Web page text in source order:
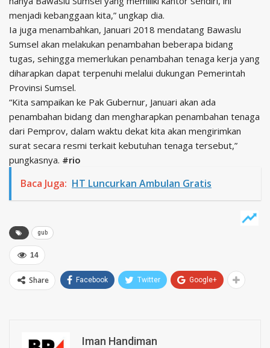
menjadi kebanggaan kita,” ungkap dia.
Ia juga menambahkan, Januari 2018 mendatang Bawaslu
Sumsel akan melakukan penambahan beberapa bidang
tugas, sehingga memerlukan penambahan tenaga kerja yang
diharapkan dapat terpenuhi melalui dukungan Pemerintah
Provinsi Sumsel.
“Kita sampaikan ke Pak Gubernur, Januari akan ada
penambahan bidang dan mengharapkan penambahan tenaga
dari Pemprov, dalam waktu dekat kita akan mengirimkan
surat secara resmi terkait kebutuhan tenaga tersebut,”
pungkasnya. #rio
Baca Juga: HT Luncurkan Ambulan Gratis
gub
14
Share Facebook Twitter Google+
Iman Handiman